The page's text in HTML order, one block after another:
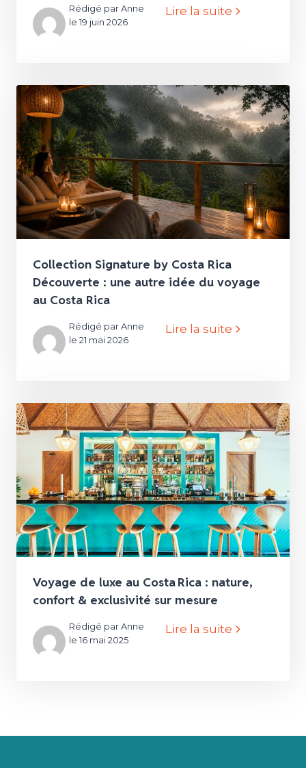
Rédigé par Anne
le 19 juin 2026
Lire la suite
Collection Signature by Costa Rica
Découverte : une autre idée du voyage
au Costa Rica
Rédigé par Anne
le 21 mai 2026
Lire la suite
Voyage de luxe au Costa Rica : nature,
confort & exclusivité sur mesure
Rédigé par Anne
le 16 mai 2025
Lire la suite